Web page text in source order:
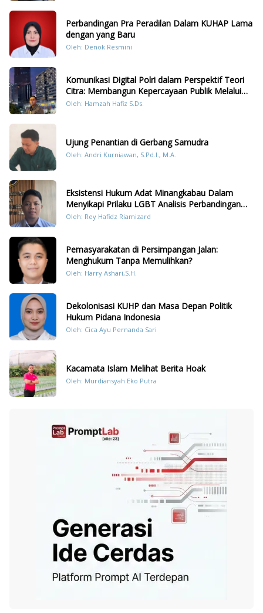
Perbandingan Pra Peradilan Dalam KUHAP Lama
dengan yang Baru
Oleh: Denok Resmini
Komunikasi Digital Polri dalam Perspektif Teori
Citra: Membangun Kepercayaan Publik Melalui
Konten Humanis Kesiapsiagaan Bencana di
Oleh: Hamzah Hafiz S.Ds.
Ujung Penantian di Gerbang Samudra
Oleh: Andri Kurniawan, S.Pd.I., M.A.
Eksistensi Hukum Adat Minangkabau Dalam
Menyikapi Prilaku LGBT Analisis Perbandingan
Dengan Hukum Pidana
Oleh: Rey Hafidz Riamizard
Pemasyarakatan di Persimpangan Jalan:
Menghukum Tanpa Memulihkan?
Oleh: Harry Ashari,S.H.
Dekolonisasi KUHP dan Masa Depan Politik
Hukum Pidana Indonesia
Oleh: Cica Ayu Pernanda Sari
Kacamata Islam Melihat Berita Hoak
Oleh: Murdiansyah Eko Putra